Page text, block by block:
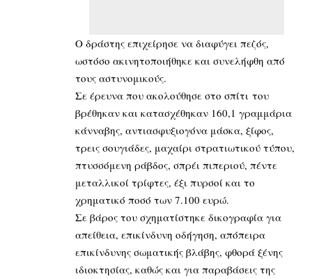
Ο δράστης επιχείρησε να διαφύγει πεζός,
ωστόσο ακινητοποιήθηκε και συνελήφθη από
τους αστυνομικούς.
Σε έρευνα που ακολούθησε στο σπίτι του
βρέθηκαν και κατασχέθηκαν 160,1 γραμμάρια
κάνναβης, αντιασφυξιογόνα μάσκα, ξίφος,
τρεις σουγιάδες, μαχαίρι στρατιωτικού τύπου,
πτυσσόμενη ράβδος, σπρέι πιπεριού, πέντε
μεταλλικοί τρίφτες, έξι πυρσοί και το
χρηματικό ποσό των 7.100 ευρώ.
Σε βάρος του σχηματίστηκε δικογραφία για
απείθεια, επικίνδυνη οδήγηση, απόπειρα
επικίνδυνης σωματικής βλάβης, φθορά ξένης
ιδιοκτησίας, καθώς και για παραβάσεις της